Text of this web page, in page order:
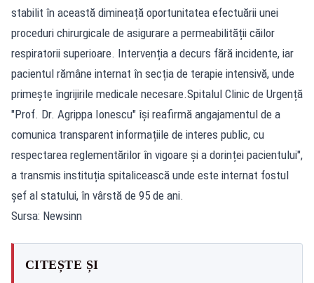
stabilit în această dimineață oportunitatea efectuării unei
proceduri chirurgicale de asigurare a permeabilității căilor
respiratorii superioare. Intervenția a decurs fără incidente, iar
pacientul rămâne internat în secția de terapie intensivă, unde
primește îngrijirile medicale necesare.Spitalul Clinic de Urgență
"Prof. Dr. Agrippa Ionescu" își reafirmă angajamentul de a
comunica transparent informațiile de interes public, cu
respectarea reglementărilor în vigoare și a dorinței pacientului",
a transmis instituția spitalicească unde este internat fostul
șef al statului, în vârstă de 95 de ani.
Sursa: Newsinn
CITEȘTE ȘI